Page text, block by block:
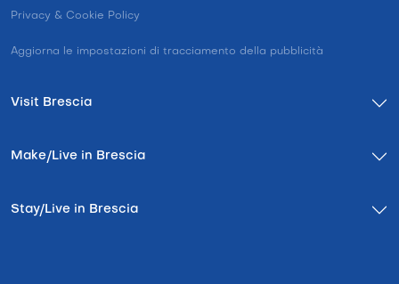
Privacy & Cookie Policy
Aggiorna le impostazioni di tracciamento della pubblicità
Visit Brescia
Make/Live in Brescia
Stay/Live in Brescia